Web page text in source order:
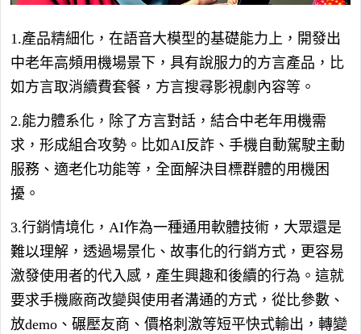
1.產品精細化，在語音大模型的基礎能力上，開發出
中老年高頻用機場景下，具有說服力的方言產品，比
如方言取消續費套餐，方言搜尋影視劇內容等。
2.能力體系化，除了方言對話，結合中老年用機需
求，形成組合攻勢。比如AI反詐、手機自動駕駛主動
服務、適老化功能等，全面解決目標群體的用機困
擾。
3.行銷情境化，AI作為一種通用軟體技術，大眾還是
難以理解，透過場景化、故事化的行銷方式，更容易
激發使用者的代入感，產生興趣和後續的行為。這就
要求手機廠商改變與使用者溝通的方式，從比參數、
放demo、碾壓友商、價格刺激等短平快式輸出，轉變